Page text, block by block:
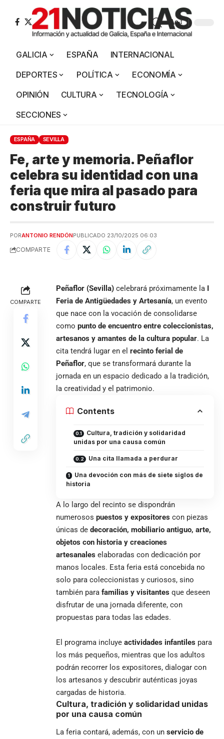
Aa
GALICIA ESPAÑA
INTERNACIONAL
DEPORTES
POLÍTICA
ECONOMÍA
OPINIÓN
CULTURA
TECNOLOGÍA
SECCIONES
ESPAÑA SEVILLA
Fe, arte y memoria. Peñaflor
celebra su identidad con una
feria que mira al pasado para
construir futuro
PORANTONIO RENDÓNPUBLICADO 23/10/2025 06:03
COMPARTE
COMPARTE
Peñaflor (Sevilla) celebrará próximamente la I
Feria de Antigüedades y Artesanía, un evento
que nace con la vocación de consolidarse
como punto de encuentro entre coleccionistas,
artesanos y amantes de la cultura popular. La
cita tendrá lugar en el recinto ferial de
Peñaflor, que se transformará durante la
jornada en un espacio dedicado a la tradición,
la creatividad y el patrimonio.
Contents
Cultura, tradición y solidaridad
unidas por una causa común
Una cita llamada a perdurar
Una devoción con más de siete siglos de
historia
A lo largo del recinto se dispondrán
numerosos puestos y expositores con piezas
únicas de decoración, mobiliario antiguo, arte,
objetos con historia y creaciones
artesanales elaboradas con dedicación por
manos locales. Esta feria está concebida no
solo para coleccionistas y curiosos, sino
también para familias y visitantes que deseen
disfrutar de una jornada diferente, con
propuestas para todas las edades.
El programa incluye actividades infantiles para
los más pequeños, mientras que los adultos
podrán recorrer los expositores, dialogar con
los artesanos y descubrir auténticas joyas
cargadas de historia.
Cultura, tradición y solidaridad unidas
por una causa común
La feria contará, además, con un servicio de